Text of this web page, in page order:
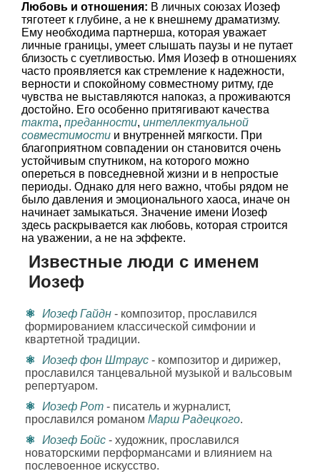
Любовь и отношения: В личных союзах Иозеф
тяготеет к глубине, а не к внешнему драматизму.
Ему необходима партнерша, которая уважает
личные границы, умеет слышать паузы и не путает
близость с суетливостью. Имя Иозеф в отношениях
часто проявляется как стремление к надежности,
верности и спокойному совместному ритму, где
чувства не выставляются напоказ, а проживаются
достойно. Его особенно притягивают качества
такта, преданности, интеллектуальной
совместимости и внутренней мягкости. При
благоприятном совпадении он становится очень
устойчивым спутником, на которого можно
опереться в повседневной жизни и в непростые
периоды. Однако для него важно, чтобы рядом не
было давления и эмоционального хаоса, иначе он
начинает замыкаться. Значение имени Иозеф
здесь раскрывается как любовь, которая строится
на уважении, а не на эффекте.
Известные люди с именем
Иозеф
Иозеф Гайдн - композитор, прославился
формированием классической симфонии и
квартетной традиции.
Иозеф фон Штраус - композитор и дирижер,
прославился танцевальной музыкой и вальсовым
репертуаром.
Иозеф Рот - писатель и журналист,
прославился романом Марш Радецкого.
Иозеф Бойс - художник, прославился
новаторскими перформансами и влиянием на
послевоенное искусство.